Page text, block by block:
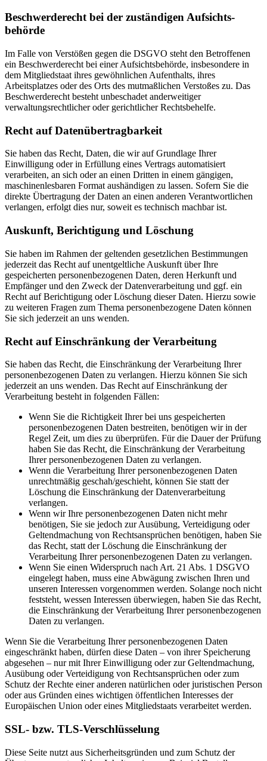
Beschwerde­recht bei der zuständigen Aufsichts­
behörde
Im Falle von Verstößen gegen die DSGVO steht den Betroffenen
ein Beschwerderecht bei einer Aufsichtsbehörde, insbesondere in
dem Mitgliedstaat ihres gewöhnlichen Aufenthalts, ihres
Arbeitsplatzes oder des Orts des mutmaßlichen Verstoßes zu. Das
Beschwerderecht besteht unbeschadet anderweitiger
verwaltungsrechtlicher oder gerichtlicher Rechtsbehelfe.
Recht auf Daten­übertrag­barkeit
Sie haben das Recht, Daten, die wir auf Grundlage Ihrer
Einwilligung oder in Erfüllung eines Vertrags automatisiert
verarbeiten, an sich oder an einen Dritten in einem gängigen,
maschinenlesbaren Format aushändigen zu lassen. Sofern Sie die
direkte Übertragung der Daten an einen anderen Verantwortlichen
verlangen, erfolgt dies nur, soweit es technisch machbar ist.
Auskunft, Berichtigung und Löschung
Sie haben im Rahmen der geltenden gesetzlichen Bestimmungen
jederzeit das Recht auf unentgeltliche Auskunft über Ihre
gespeicherten personenbezogenen Daten, deren Herkunft und
Empfänger und den Zweck der Datenverarbeitung und ggf. ein
Recht auf Berichtigung oder Löschung dieser Daten. Hierzu sowie
zu weiteren Fragen zum Thema personenbezogene Daten können
Sie sich jederzeit an uns wenden.
Recht auf Einschränkung der Verarbeitung
Sie haben das Recht, die Einschränkung der Verarbeitung Ihrer
personenbezogenen Daten zu verlangen. Hierzu können Sie sich
jederzeit an uns wenden. Das Recht auf Einschränkung der
Verarbeitung besteht in folgenden Fällen:
Wenn Sie die Richtigkeit Ihrer bei uns gespeicherten
personenbezogenen Daten bestreiten, benötigen wir in der
Regel Zeit, um dies zu überprüfen. Für die Dauer der Prüfung
haben Sie das Recht, die Einschränkung der Verarbeitung
Ihrer personenbezogenen Daten zu verlangen.
Wenn die Verarbeitung Ihrer personenbezogenen Daten
unrechtmäßig geschah/geschieht, können Sie statt der
Löschung die Einschränkung der Datenverarbeitung
verlangen.
Wenn wir Ihre personenbezogenen Daten nicht mehr
benötigen, Sie sie jedoch zur Ausübung, Verteidigung oder
Geltendmachung von Rechtsansprüchen benötigen, haben Sie
das Recht, statt der Löschung die Einschränkung der
Verarbeitung Ihrer personenbezogenen Daten zu verlangen.
Wenn Sie einen Widerspruch nach Art. 21 Abs. 1 DSGVO
eingelegt haben, muss eine Abwägung zwischen Ihren und
unseren Interessen vorgenommen werden. Solange noch nicht
feststeht, wessen Interessen überwiegen, haben Sie das Recht,
die Einschränkung der Verarbeitung Ihrer personenbezogenen
Daten zu verlangen.
Wenn Sie die Verarbeitung Ihrer personenbezogenen Daten
eingeschränkt haben, dürfen diese Daten – von ihrer Speicherung
abgesehen – nur mit Ihrer Einwilligung oder zur Geltendmachung,
Ausübung oder Verteidigung von Rechtsansprüchen oder zum
Schutz der Rechte einer anderen natürlichen oder juristischen Person
oder aus Gründen eines wichtigen öffentlichen Interesses der
Europäischen Union oder eines Mitgliedstaats verarbeitet werden.
SSL- bzw. TLS-Verschlüsselung
Diese Seite nutzt aus Sicherheitsgründen und zum Schutz der